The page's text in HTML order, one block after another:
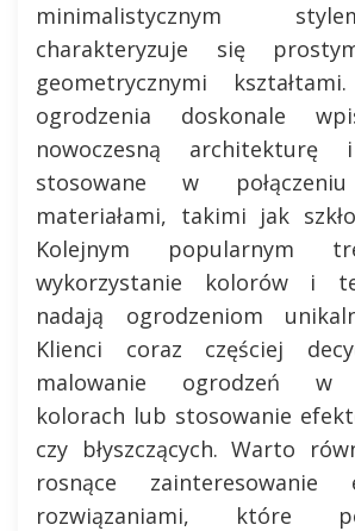
minimalistycznym
charakteryzuje się
geometrycznymi
ogrodzenia doskonale
nowoczesną
stosowane w
materiałami, takimi jak
Kolejnym popularnym
wykorzystanie kolorów i
nadają ogrodzeniom
Klienci coraz częściej
malowanie ogrodzeń w
kolorach lub stosowanie
czy błyszczących. Warto
rosnące zainteresowanie
rozwiązaniami, które